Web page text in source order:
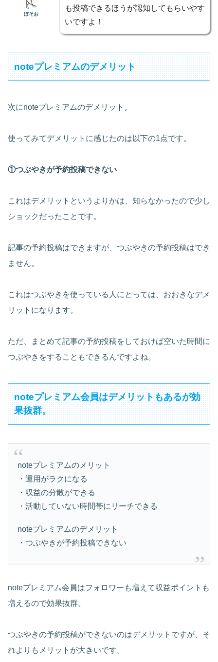
ぼそお
も投稿できるほうが認知してもらいやす
いですよ！
noteプレミアムのデメリット
次にnoteプレミアムのデメリット。
使ってみてデメリットに感じたのは以下の1点です。
①つぶやきが予約投稿できない
これはデメリットというよりかは、知らなかったので少し
ショックだったことです。
記事の予約投稿はできますが、つぶやきの予約投稿はでき
ません。
これはつぶやきを使っている人にとっては、おおきなデメ
リットになります。
ただ、まとめて記事の予約投稿をしておけば空いた時間に
つぶやきをすることもできるんですよね。
noteプレミアム会員はデメリットもあるが効
果抜群。
noteプレミアムのメリット
・運用がラクになる
・収益の分散ができる
・活動していない時間帯にリーチできる
noteプレミアムのデメリット
・つぶやきが予約投稿できない
noteプレミアム会員はフォロワーも増えて収益ポイントも
増えるので効果抜群。
つぶやきの予約投稿ができないのはデメリットですが、そ
れよりもメリットが大きいです。